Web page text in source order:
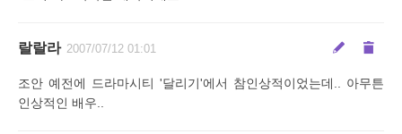
랄랄라 2007/07/12 01:01
조안 예전에 드라마시티 '달리기'에서 참인상적이었는데.. 아무튼
인상적인 배우..